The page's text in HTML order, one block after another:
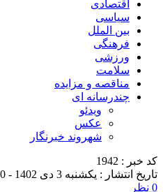
اقتصادی
سیاسی
بین الملل
فرهنگی
ورزشی
سلامت
مناقصه و مزایده
چندرسانه ای
ویدئو
عکس
شهروند خبرنگار
کد خبر : 1942
تاریخ انتشار : یکشنبه 3 دی 1402 - 15:10
0 نظر